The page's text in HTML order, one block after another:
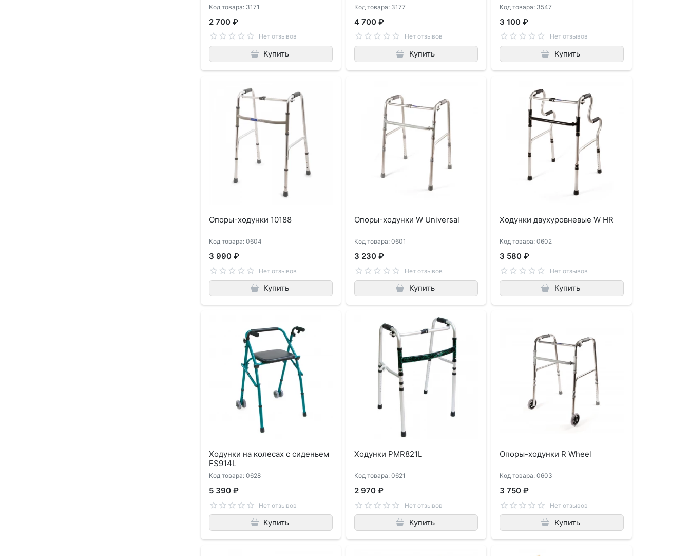
Код товара: 3171
2 700 ₽
Нет отзывов
Купить
Код товара: 3177
4 700 ₽
Нет отзывов
Купить
Код товара: 3547
3 100 ₽
Нет отзывов
Купить
Опоры-ходунки 10188
Код товара: 0604
3 990 ₽
Нет отзывов
Купить
Опоры-ходунки W Universal
Код товара: 0601
3 230 ₽
Нет отзывов
Купить
Ходунки двухуровневые W HR
Код товара: 0602
3 580 ₽
Нет отзывов
Купить
Ходунки на колесах с сиденьем
FS914L
Код товара: 0628
5 390 ₽
Нет отзывов
Купить
Ходунки PMR821L
Код товара: 0621
2 970 ₽
Нет отзывов
Купить
Опоры-ходунки R Wheel
Код товара: 0603
3 750 ₽
Нет отзывов
Купить